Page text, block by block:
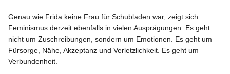
Genau wie Frida keine Frau für Schubladen war, zeigt sich
Feminismus derzeit ebenfalls in vielen Ausprägungen. Es geht
nicht um Zuschreibungen, sondern um Emotionen. Es geht um
Fürsorge, Nähe, Akzeptanz und Verletzlichkeit. Es geht um
Verbundenheit.